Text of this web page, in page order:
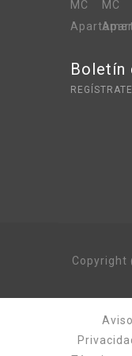
Boletín
Copyright